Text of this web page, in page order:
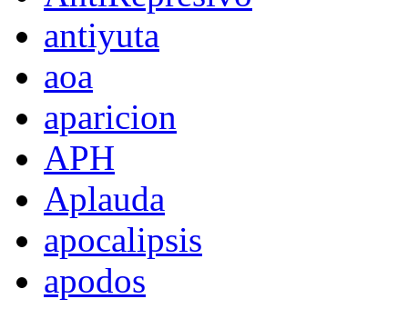
antiyuta
aoa
aparicion
APH
Aplauda
apocalipsis
apodos